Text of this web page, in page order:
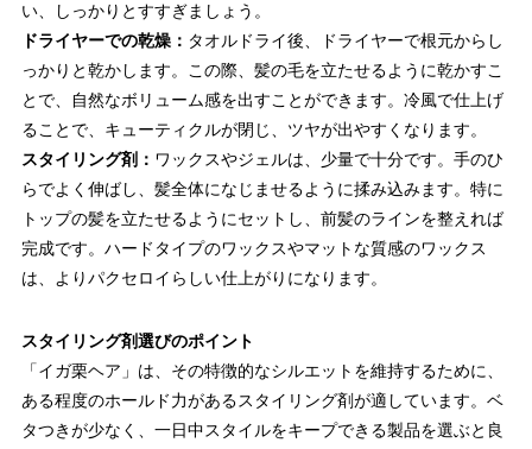
い、しっかりとすすぎましょう。
ドライヤーでの乾燥： タオルドライ後、ドライヤーで根元からし
っかりと乾かします。この際、髪の毛を立たせるように乾かすこ
とで、自然なボリューム感を出すことができます。冷風で仕上げ
ることで、キューティクルが閉じ、ツヤが出やすくなります。
スタイリング剤： ワックスやジェルは、少量で十分です。手のひ
らでよく伸ばし、髪全体になじませるように揉み込みます。特に
トップの髪を立たせるようにセットし、前髪のラインを整えれば
完成です。ハードタイプのワックスやマットな質感のワックス
は、よりパクセロイらしい仕上がりになります。
スタイリング剤選びのポイント
「イガ栗ヘア」は、その特徴的なシルエットを維持するために、
ある程度のホールド力があるスタイリング剤が適しています。ベ
タつきが少なく、一日中スタイルをキープできる製品を選ぶと良